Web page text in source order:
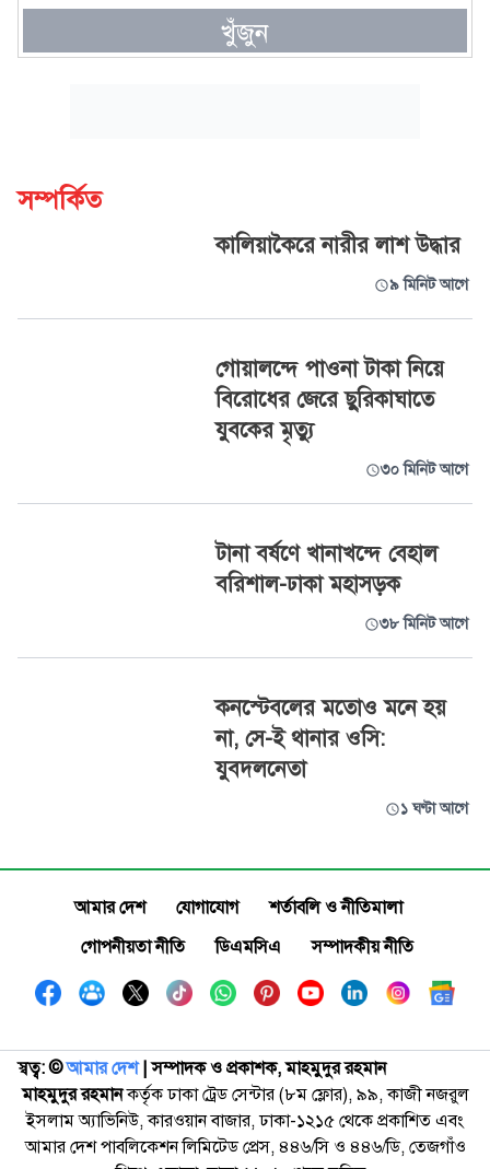
খুঁজুন
সম্পর্কিত
কালিয়াকৈরে নারীর লাশ উদ্ধার
৯ মিনিট আগে
গোয়ালন্দে পাওনা টাকা নিয়ে
বিরোধের জেরে ছুরিকাঘাতে
যুবকের মৃত্যু
৩০ মিনিট আগে
টানা বর্ষণে খানাখন্দে বেহাল
বরিশাল-ঢাকা মহাসড়ক
৩৮ মিনিট আগে
কনস্টেবলের মতোও মনে হয়
না, সে-ই থানার ওসি:
যুবদলনেতা
১ ঘণ্টা আগে
আমার দেশ যোগাযোগ
শর্তাবলি ও নীতিমালা
গোপনীয়তা নীতি
ডিএমসিএ সম্পাদকীয় নীতি
স্বত্ব: ©️আমার দেশ| সম্পাদক ও প্রকাশক, মাহমুদুর রহমান
মাহমুদুর রহমানকর্তৃক ঢাকা ট্রেড সেন্টার (৮ম ফ্লোর), ৯৯, কাজী নজরুল
ইসলাম অ্যাভিনিউ, কারওয়ান বাজার, ঢাকা-১২১৫ থেকে প্রকাশিত এবং
আমার দেশ পাবলিকেশন লিমিটেড প্রেস, ৪৪৬/সি ও ৪৪৬/ডি, তেজগাঁও